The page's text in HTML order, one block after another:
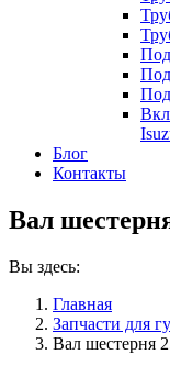
Блог
Контакты
Вал
Вы здесь:
Главная
Запчасти для
Вал шестерня